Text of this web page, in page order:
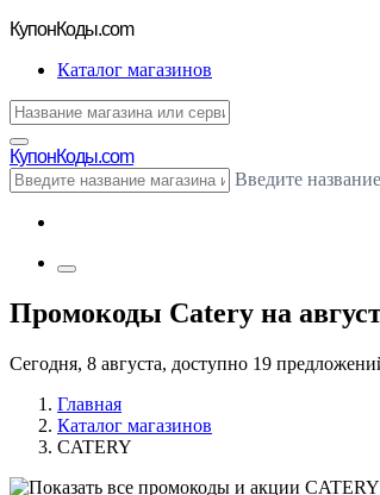
КупонКоды.com
Каталог магазинов
КупонКоды.com
Введите
Промокоды Catery на
Сегодня, 8 августа, доступно 19
Главная
Каталог магазинов
CATERY